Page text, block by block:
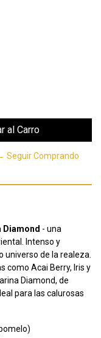
Seguir Comprando
Diamond - una
Intenso y
universo de la realeza.
como Acai Berry, Iris y
Diamond, de
para las calurosas